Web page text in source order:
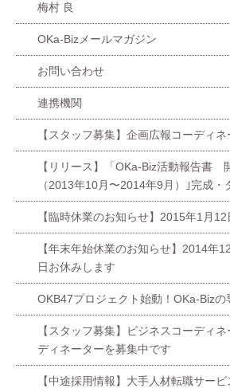
梅村 良
OKa-Bizメールマガジン
お問い合わせ
連携機関
【スタッフ募集】企画広報コーディ
【リリース】「OKa-Biz活動報告書
（2013年10月〜2014年9月）｣完成
【臨時休業のお知らせ】2015年1月12
【年末年始休業のお知らせ】2014年
日お休みします
OKB47プロジェクト始動！OKa-Bizの
【スタッフ募集】ビジネスコーディ
ディネーターを募集中です
【中途採用情報】大手人材転職サー